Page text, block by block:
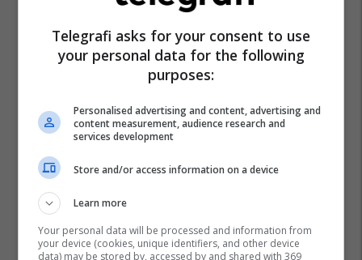
Policia E Kosovës
Telegrafi asks for your consent to use
your personal data for the following
purposes:
Personalised advertising and content, advertising and
content measurement, audience research and
services development
Store and/or access information on a device
Learn more
Your personal data will be processed and information from
your device (cookies, unique identifiers, and other device
data) may be stored by, accessed by and shared with 369